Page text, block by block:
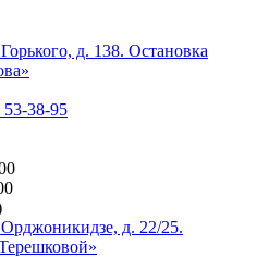
д. 138. Остановка
38-95
Орджоникидзе, д. 22/25.